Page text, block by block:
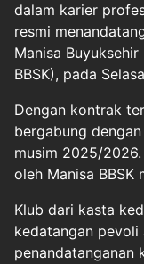
dalam karier
resmi
Manisa
BBSK), pada
Dengan kontrak
bergabung
musim 2025/
oleh Manisa BBSK
Klub dari kasta
kedatangan pevoli
penandatanganan